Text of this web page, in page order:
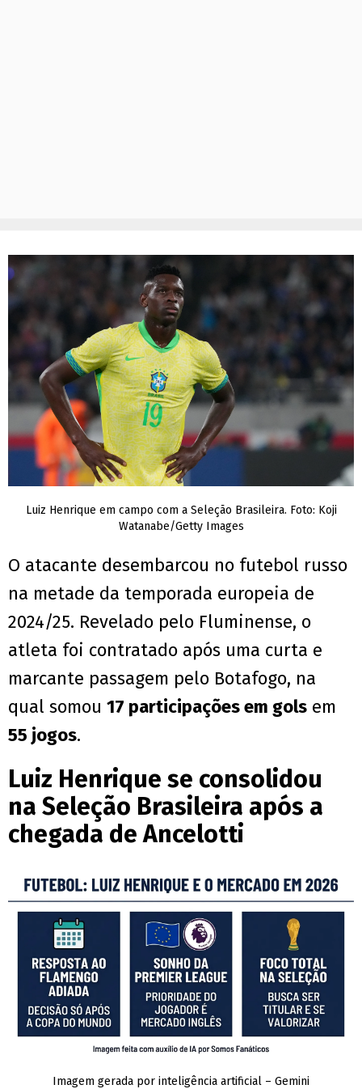
Luiz Henrique em campo com a Seleção Brasileira. Foto: Koji
Watanabe/Getty Images
O atacante desembarcou no futebol russo
na metade da temporada europeia de
2024/25. Revelado pelo Fluminense, o
atleta foi contratado após uma curta e
marcante passagem pelo Botafogo, na
qual somou 17 participações em gols em
55 jogos.
Luiz Henrique se consolidou
na Seleção Brasileira após a
chegada de Ancelotti
Imagem gerada por inteligência artificial – Gemini